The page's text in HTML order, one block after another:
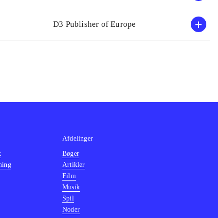
D3 Publisher of Europe
Afdelinger
Bøger
Artikler
Film
Musik
Spil
Noder